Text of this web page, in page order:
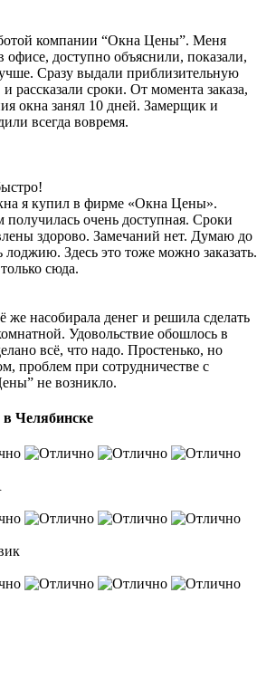
компании “Окна Цены”. Меня
офисе, доступно объяснили, показали,
Сразу выдали приблизительную
рассказали сроки. От момента заказа,
окна занял 10 дней. Замерщик и
всегда вовремя.
я купил в фирме «Окна Цены».
получилась очень доступная. Сроки
здорово. Замечаний нет. Думаю до
Здесь это тоже можно заказать.
сюда.
же насобирала денег и решила сделать
Удовольствие обошлось в
всё, что надо. Простенько, но
проблем при сотрудничестве с
не возникло.
Челябинске